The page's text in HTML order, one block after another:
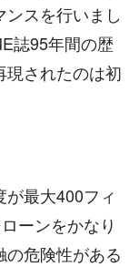
スを行いまし
誌95年間の歴
現されたのは初
最大400フィ
ーンをかなり
危険性がある